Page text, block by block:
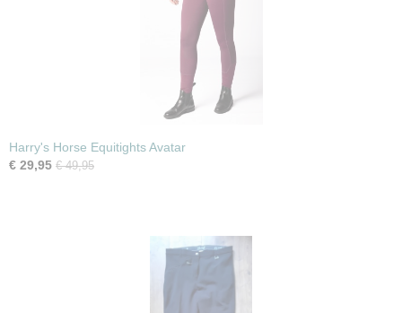
Harry's Horse Equitights Avatar
€ 29,95 € 49,95